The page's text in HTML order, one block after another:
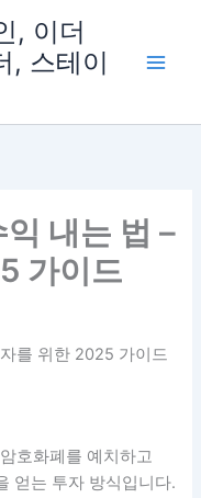
, 이더
, 스테이
내는 법 –
가이드
를 위한 2025 가이드
호화폐를 예치하고
얻는 투자 방식입니다.